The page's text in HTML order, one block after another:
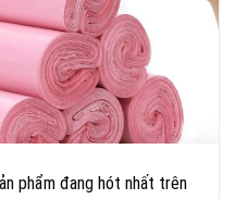
phẩm đang hót nhất trên